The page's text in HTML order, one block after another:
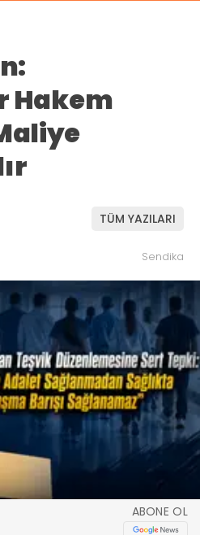
Hakem
TÜM YAZILARI
Sendika
ABONE OL